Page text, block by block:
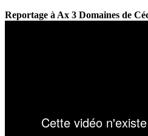
Reportage à Ax 3 Domaines de